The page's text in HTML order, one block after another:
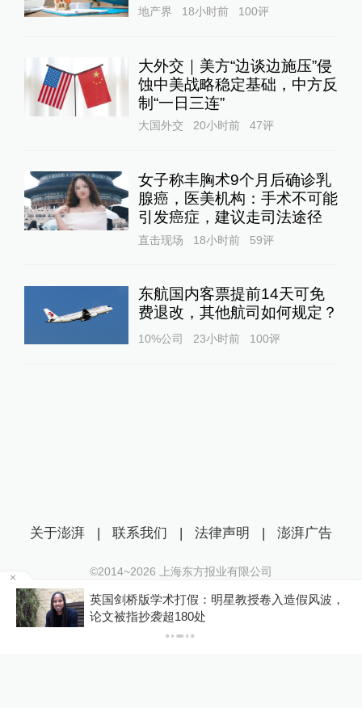
地产界 18小时前 100评
大外交｜美方“边谈边施压”侵
蚀中美战略稳定基础，中方反
制“一日三连”
大国外交 20小时前 47评
女子称丰胸术9个月后确诊乳
腺癌，医美机构：手术不可能
引发癌症，建议走司法途径
直击现场 18小时前 59评
东航国内客票提前14天可免
费退改，其他航司如何规定？
10%公司 23小时前 100评
英国剑桥版学术打假：明星教授卷入造假风波，
论文被指抄袭超180处
关于澎湃 | 联系我们 | 法律声明 | 澎湃广告
©2014~2026 上海东方报业有限公司
沪ICP证：沪B2-20170116 | 沪ICP备14003370号
互联网新闻信息服务许可证：31120170006
沪公网安备 31010602000299号